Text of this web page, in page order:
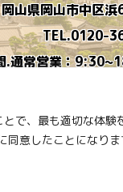
で、最も適切な体
意したことになり
岡山県岡山市中区
TEL.0120-
.通常営業：
営業カレンダーを
定休